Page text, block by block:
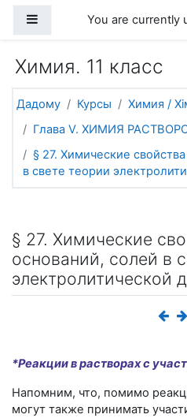
Side panelYou are currently
Химия. 11 класс
Дадому Курсы Химия /
Глава V. ХИМИЯ
§ 27. Химические
в свете теории
§ 27. Химические
оснований, солей в
электролитической
*Реакции в растворах с
Напомним, что, помимо
могут также принимать